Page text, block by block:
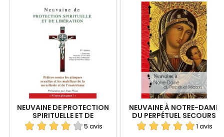
NEUVAINE DE PROTECTION
SPIRITUELLE ET DE
LIBÉRATION EN
TÉLÉCHARGEMENT
5 avis
NEUVAINE À NOTRE-DAME
DU PERPÉTUEL SECOURS
1 avis